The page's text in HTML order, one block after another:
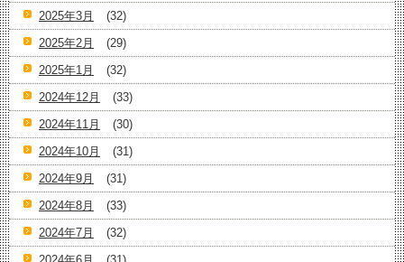
2025年3月
(32)
2025年2月
(29)
2025年1月
(32)
2024年12月
(33)
2024年11月
(30)
2024年10月
(31)
2024年9月
(31)
2024年8月
(33)
2024年7月
(32)